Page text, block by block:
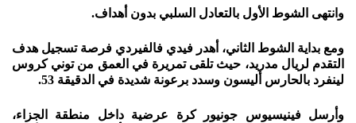
وانتهى الشوط الأول بالتعادل السلبي بدون أهداف.
ومع بداية الشوط الثاني، أهدر فيدي فالفيردي فرصة تسجيل هدف
التقدم لريال مدريد، حيث تلقى تمريرة في العمق من توني كروس
لينفرد بالحارس أليسون وسدد برعونة شديدة في الدقيقة 53.
وأرسل فينيسيوس جونيور كرة عرضية داخل منطقة الجزاء،